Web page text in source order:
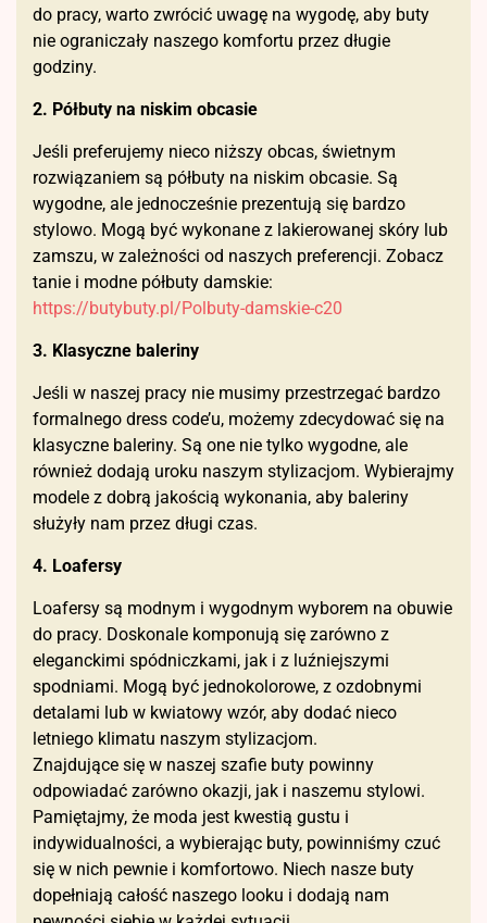
do pracy, warto zwrócić uwagę na wygodę, aby buty
nie ograniczały naszego komfortu przez długie
godziny.
2. Półbuty na niskim obcasie
Jeśli preferujemy nieco niższy obcas, świetnym
rozwiązaniem są półbuty na niskim obcasie. Są
wygodne, ale jednocześnie prezentują się bardzo
stylowo. Mogą być wykonane z lakierowanej skóry lub
zamszu, w zależności od naszych preferencji. Zobacz
tanie i modne półbuty damskie:
https://butybuty.pl/Polbuty-damskie-c20
3. Klasyczne baleriny
Jeśli w naszej pracy nie musimy przestrzegać bardzo
formalnego dress code’u, możemy zdecydować się na
klasyczne baleriny. Są one nie tylko wygodne, ale
również dodają uroku naszym stylizacjom. Wybierajmy
modele z dobrą jakością wykonania, aby baleriny
służyły nam przez długi czas.
4. Loafersy
Loafersy są modnym i wygodnym wyborem na obuwie
do pracy. Doskonale komponują się zarówno z
eleganckimi spódniczkami, jak i z luźniejszymi
spodniami. Mogą być jednokolorowe, z ozdobnymi
detalami lub w kwiatowy wzór, aby dodać nieco
letniego klimatu naszym stylizacjom.
Znajdujące się w naszej szafie buty powinny
odpowiadać zarówno okazji, jak i naszemu stylowi.
Pamiętajmy, że moda jest kwestią gustu i
indywidualności, a wybierając buty, powinniśmy czuć
się w nich pewnie i komfortowo. Niech nasze buty
dopełniają całość naszego looku i dodają nam